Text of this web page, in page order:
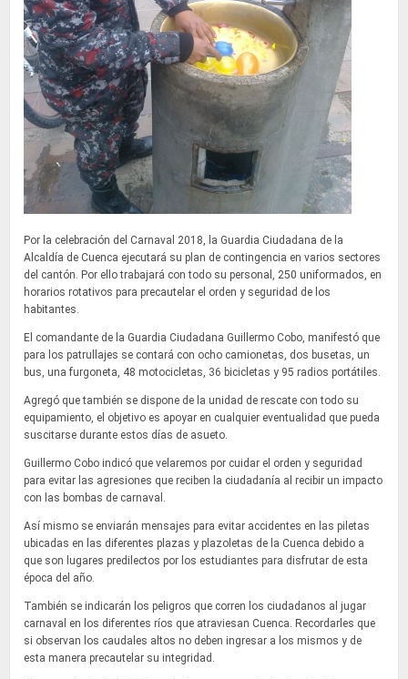
Por la celebración del Carnaval 2018, la Guardia Ciudadana de la
Alcaldía de Cuenca ejecutará su plan de contingencia en varios sectores
del cantón. Por ello trabajará con todo su personal, 250 uniformados, en
horarios rotativos para precautelar el orden y seguridad de los
habitantes.
El comandante de la Guardia Ciudadana Guillermo Cobo, manifestó que
para los patrullajes se contará con ocho camionetas, dos busetas, un
bus, una furgoneta, 48 motocicletas, 36 bicicletas y 95 radios portátiles.
Agregó que también se dispone de la unidad de rescate con todo su
equipamiento, el objetivo es apoyar en cualquier eventualidad que pueda
suscitarse durante estos días de asueto.
Guillermo Cobo indicó que velaremos por cuidar el orden y seguridad
para evitar las agresiones que reciben la ciudadanía al recibir un impacto
con las bombas de carnaval.
Así mismo se enviarán mensajes para evitar accidentes en las piletas
ubicadas en las diferentes plazas y plazoletas de la Cuenca debido a
que son lugares predilectos por los estudiantes para disfrutar de esta
época del año.
También se indicarán los peligros que corren los ciudadanos al jugar
carnaval en los diferentes ríos que atraviesan Cuenca. Recordarles que
si observan los caudales altos no deben ingresar a los mismos y de
esta manera precautelar su integridad.